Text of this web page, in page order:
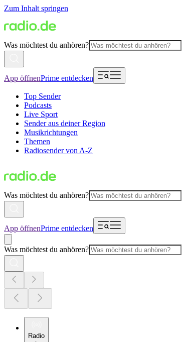
Zum Inhalt springen
Was möchtest du anhören?
App öffnenPrime entdecken
Top Sender
Podcasts
Live Sport
Sender aus deiner Region
Musikrichtungen
Themen
Radiosender von A-Z
Was möchtest du anhören?
App öffnenPrime entdecken
Was möchtest du anhören?
Radio